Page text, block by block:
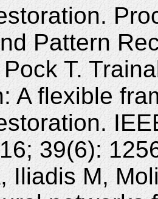
Pattern
Pock T.
A flexible
39(6):
Iliadis M,